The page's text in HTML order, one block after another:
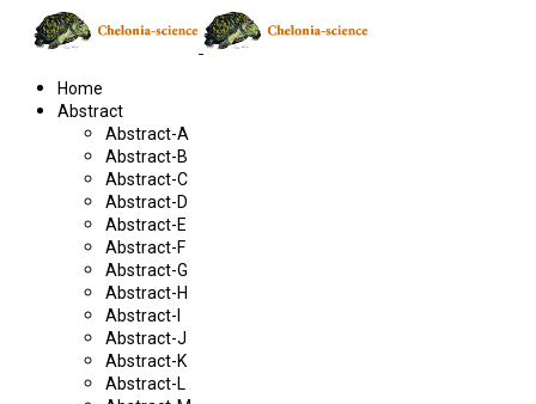
Home
Abstract
Abstract-A
Abstract-B
Abstract-C
Abstract-D
Abstract-E
Abstract-F
Abstract-G
Abstract-H
Abstract-I
Abstract-J
Abstract-K
Abstract-L